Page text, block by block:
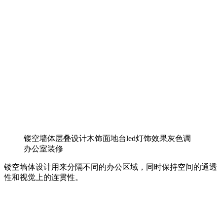
镂空墙体层叠设计木饰面地台led灯饰效果灰色调
办公室装修
镂空墙体设计用来分隔不同的办公区域，同时保持空间的通透
性和视觉上的连贯性。